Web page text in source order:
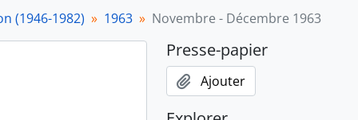
(1946-1982) 1963 Novembre - Décembre 1963
Presse-papier
Ajouter